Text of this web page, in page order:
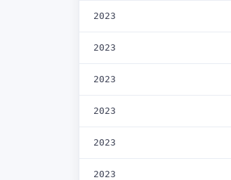
2023
2023
2023
2023
2023
2023